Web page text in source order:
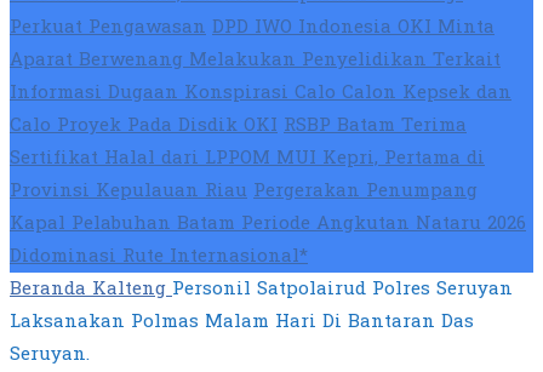
Perkuat PengawasanDPD IWO Indonesia OKI Minta
Aparat Berwenang Melakukan Penyelidikan Terkait
Informasi Dugaan Konspirasi Calo Calon Kepsek dan
Calo Proyek Pada Disdik OKIRSBP Batam Terima
Sertifikat Halal dari LPPOM MUI Kepri, Pertama di
Provinsi Kepulauan RiauPergerakan Penumpang
Kapal Pelabuhan Batam Periode Angkutan Nataru 2026
Didominasi Rute Internasional*
BerandaKalteng Personil Satpolairud Polres Seruyan
Laksanakan Polmas Malam Hari Di Bantaran Das
Seruyan.